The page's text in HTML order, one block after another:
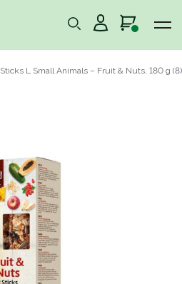
Sticks L Small Animals – Fruit & Nuts, 180 g (8)